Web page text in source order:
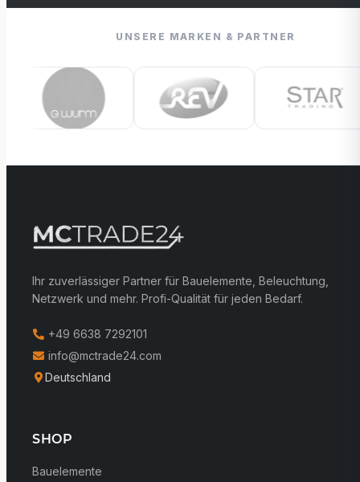
UNSERE MARKEN & PARTNER
Ihr zuverlässiger Partner für Bauelemente, Beleuchtung,
Netzwerk und mehr. Profi-Qualität für jeden Bedarf.
+49 6638 7292101
info@mctrade24.com
Deutschland
SHOP
Bauelemente